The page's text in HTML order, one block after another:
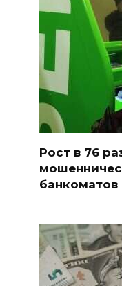
Рост в 76
банкоматов